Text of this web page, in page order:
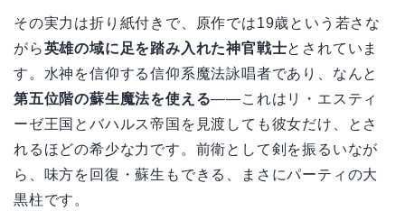
その実力は折り紙付きで、原作では19歳という若さな
がら英雄の域に足を踏み入れた神官戦士とされていま
す。水神を信仰する信仰系魔法詠唱者であり、なんと
第五位階の蘇生魔法を使える——これはリ・エスティ
ーゼ王国とバハルス帝国を見渡しても彼女だけ、とさ
れるほどの希少な力です。前衛として剣を振るいなが
ら、味方を回復・蘇生もできる、まさにパーティの大
黒柱です。